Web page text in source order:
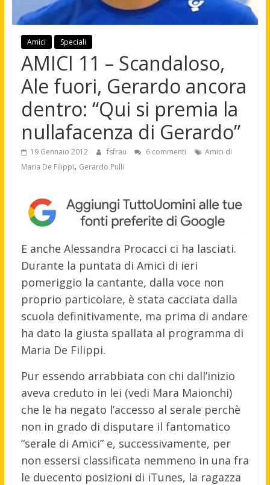
Amici Speciali
AMICI 11 – Scandaloso,
Ale fuori, Gerardo ancora
dentro: “Qui si premia la
nullafacenza di Gerardo”
19 Gennaio 2012 fsfrau 6 commenti
Amici di
Maria De Filippi, Gerardo Pulli
E anche Alessandra Procacci ci ha lasciati.
Durante la puntata di Amici di ieri
pomeriggio la cantante, dalla voce non
proprio particolare, è stata cacciata dalla
scuola definitivamente, ma prima di andare
ha dato la giusta spallata al programma di
Maria De Filippi.
Pur essendo arrabbiata con chi dall’inizio
aveva creduto in lei (vedi Mara Maionchi)
che le ha negato l’accesso al serale perchè
non in grado di disputare il fantomatico
“serale di Amici” e, successivamente, per
non essersi classificata nemmeno in una fra
le duecento posizioni di iTunes, la ragazza